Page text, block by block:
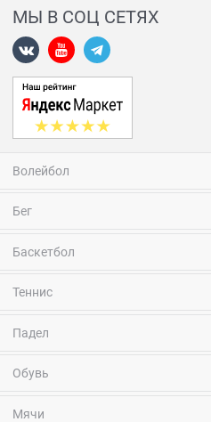
МЫ В СОЦ СЕТЯХ
Волейбол
Бег
Баскетбол
Теннис
Падел
Обувь
Мячи